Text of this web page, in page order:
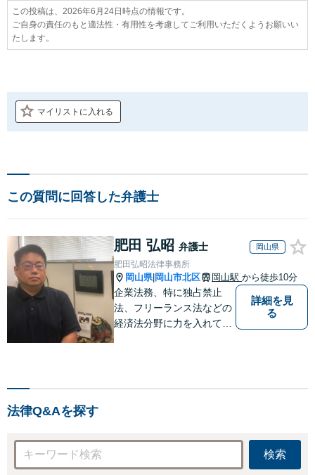
この投稿は、2026年6月24日時点の情報です。
ご自身の責任のもと適法性・有用性を考慮してご利用いただくようお願いい
たします。
マイリストに入れる
この質問に回答した弁護士
肥田 弘昭 弁護士 岡山県
肥田弘昭法律事務所
岡山県| 岡山市北区 岡山駅 から徒歩10分
企業法務、特に独占禁止
法、フリーランス法などの
経済法分野に力を入れてい
詳細を見
る
法律Q&Aを探す
検索